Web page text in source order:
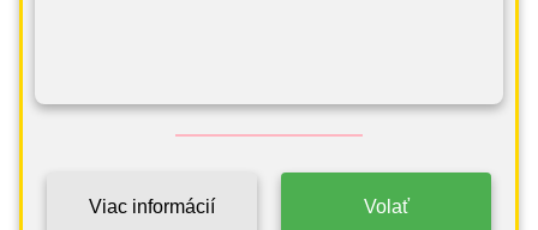
Viac informácií Volať